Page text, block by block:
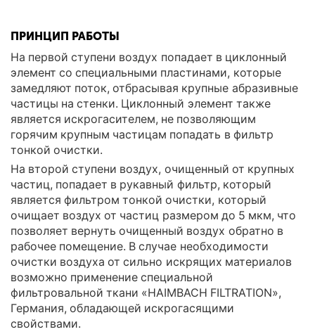
ПРИНЦИП РАБОТЫ
На первой ступени воздух попадает в циклонный
элемент со специальными пластинами, которые
замедляют поток, отбрасывая крупные абразивные
частицы на стенки. Циклонный элемент также
является искрогасителем, не позволяющим
горячим крупным частицам попадать в фильтр
тонкой очистки.
На второй ступени воздух, очищенный от крупных
частиц, попадает в рукавный фильтр, который
является фильтром тонкой очистки, который
очищает воздух от частиц размером до 5 мкм, что
позволяет вернуть очищенный воздух обратно в
рабочее помещение. В случае необходимости
очистки воздуха от сильно искрящих материалов
возможно применение специальной
фильтровальной ткани «HAIMBACH FILTRATION»,
Германия, обладающей искрогасящими
свойствами.